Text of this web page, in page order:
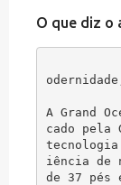
O que diz o
A Grand
cado pela
iência de
de 37 pés